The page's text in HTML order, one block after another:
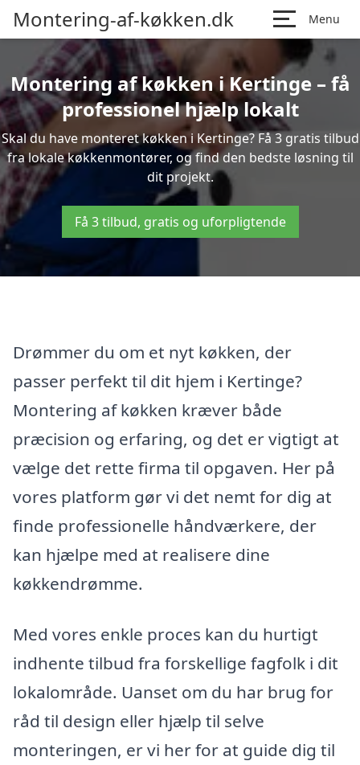
Montering-af-køkken.dk Menu
Montering af køkken i Kertinge – få
professionel hjælp lokalt
Skal du have monteret køkken i Kertinge? Få 3 gratis tilbud
fra lokale køkkenmontører, og find den bedste løsning til
dit projekt.
Få 3 tilbud, gratis og uforpligtende
Drømmer du om et nyt køkken, der
passer perfekt til dit hjem i Kertinge?
Montering af køkken kræver både
præcision og erfaring, og det er vigtigt at
vælge det rette firma til opgaven. Her på
vores platform gør vi det nemt for dig at
finde professionelle håndværkere, der
kan hjælpe med at realisere dine
køkkendrømme.
Med vores enkle proces kan du hurtigt
indhente tilbud fra forskellige fagfolk i dit
lokalområde. Uanset om du har brug for
råd til design eller hjælp til selve
monteringen, er vi her for at guide dig til